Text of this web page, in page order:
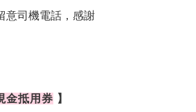
意司機電話，感謝
金抵用券 】